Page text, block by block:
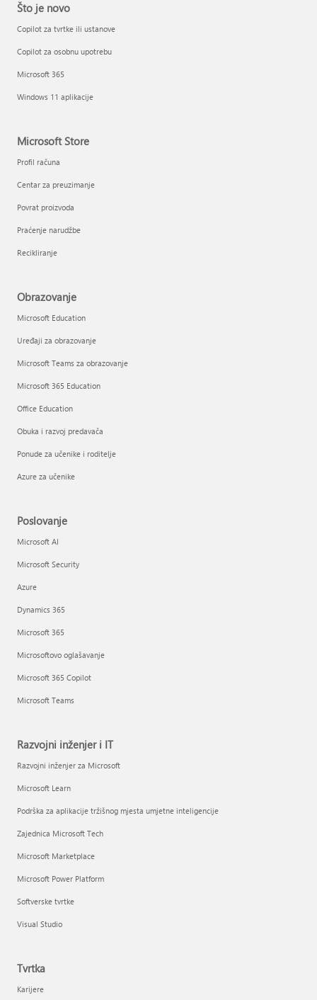
Što je novo
Copilot za tvrtke ili ustanove
Copilot za osobnu upotrebu
Microsoft 365
Windows 11 aplikacije
Microsoft Store
Profil računa
Centar za preuzimanje
Povrat proizvoda
Praćenje narudžbe
Recikliranje
Obrazovanje
Microsoft Education
Uređaji za obrazovanje
Microsoft Teams za obrazovanje
Microsoft 365 Education
Office Education
Obuka i razvoj predavača
Ponude za učenike i roditelje
Azure za učenike
Poslovanje
Microsoft AI
Microsoft Security
Azure
Dynamics 365
Microsoft 365
Microsoftovo oglašavanje
Microsoft 365 Copilot
Microsoft Teams
Razvojni inženjer i IT
Razvojni inženjer za Microsoft
Microsoft Learn
Podrška za aplikacije tržišnog mjesta umjetne inteligencije
Zajednica Microsoft Tech
Microsoft Marketplace
Microsoft Power Platform
Softverske tvrtke
Visual Studio
Tvrtka
Karijere